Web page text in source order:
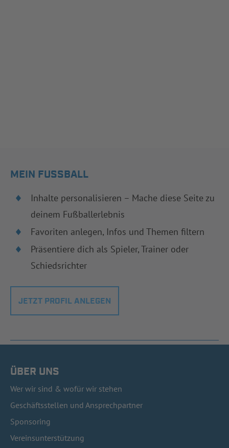
MEIN FUSSBALL
Inhalte personalisieren – Mache diese Seite zu
deinem Fußballerlebnis
Favoriten anlegen, Infos und Themen filtern
Präsentiere dich als Spieler, Trainer oder
Schiedsrichter
JETZT PROFIL ANLEGEN
ÜBER UNS
Wer wir sind & wofür wir stehen
Geschäftsstellen und Ansprechpartner
Sponsoring
Vereinsunterstützung